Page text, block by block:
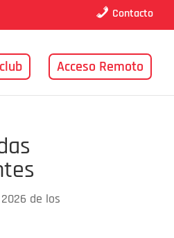
Contacto
Acceso Remoto
de los